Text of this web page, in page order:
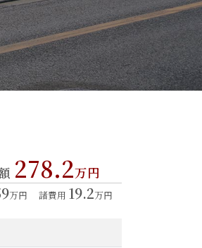
278.2万円
万円 諸費用 19.2万円